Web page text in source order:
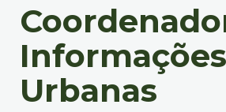
Informações
Urbanas